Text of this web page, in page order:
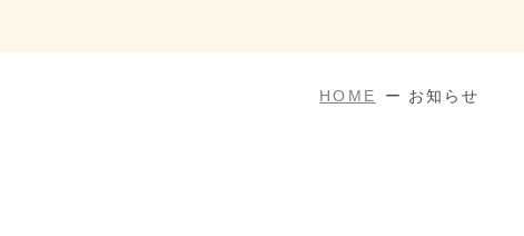
HOME お知らせ